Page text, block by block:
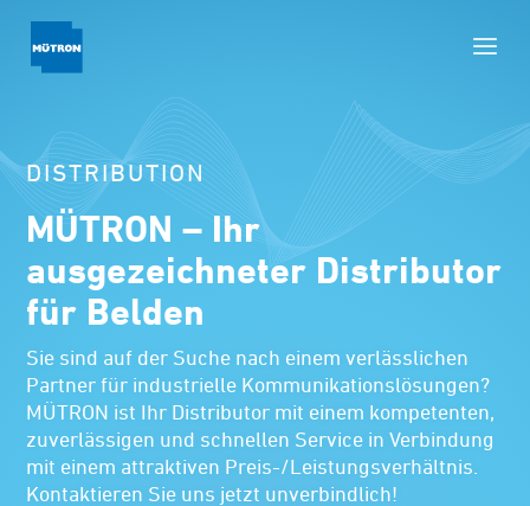
DISTRIBUTION
MÜTRON – Ihr
ausgezeichneter Distributor
für Belden
Sie sind auf der Suche nach einem verlässlichen
Partner für industrielle Kommunikationslösungen?
MÜTRON ist Ihr Distributor mit einem kompetenten,
zuverlässigen und schnellen Service in Verbindung
mit einem attraktiven Preis-/Leistungsverhältnis.
Kontaktieren Sie uns jetzt unverbindlich!